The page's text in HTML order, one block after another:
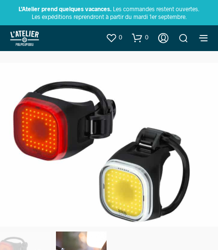
L’Atelier prend quelques vacances. Les commandes restent ouvertes.
Les expéditions reprendront à partir du mardi 1er septembre.
0 0